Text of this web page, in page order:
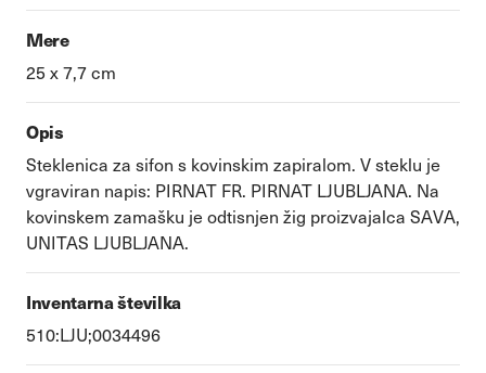
Mere
25 x 7,7 cm
Opis
Steklenica za sifon s kovinskim zapiralom. V steklu je
vgraviran napis: PIRNAT FR. PIRNAT LJUBLJANA. Na
kovinskem zamašku je odtisnjen žig proizvajalca SAVA,
UNITAS LJUBLJANA.
Inventarna številka
510:LJU;0034496